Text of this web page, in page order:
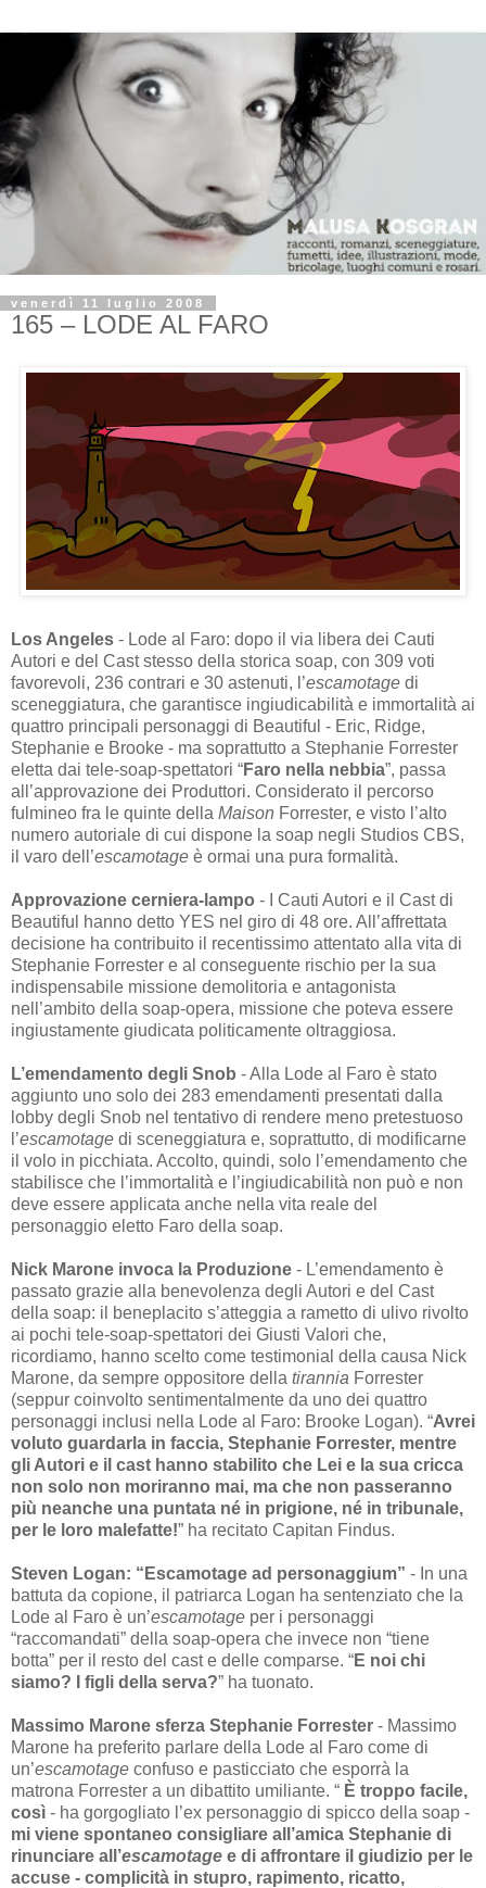
venerdì 11 luglio 2008
165 – LODE AL FARO
Los Angeles - Lode al Faro: dopo il via libera dei Cauti
Autori e del Cast stesso della storica soap, con 309 voti
favorevoli, 236 contrari e 30 astenuti, l’escamotage di
sceneggiatura, che garantisce ingiudicabilità e immortalità ai
quattro principali personaggi di Beautiful - Eric, Ridge,
Stephanie e Brooke - ma soprattutto a Stephanie Forrester
eletta dai tele-soap-spettatori “Faro nella nebbia”, passa
all’approvazione dei Produttori. Considerato il percorso
fulmineo fra le quinte della Maison Forrester, e visto l’alto
numero autoriale di cui dispone la soap negli Studios CBS,
il varo dell’escamotage è ormai una pura formalità.
Approvazione cerniera-lampo - I Cauti Autori e il Cast di
Beautiful hanno detto YES nel giro di 48 ore. All’affrettata
decisione ha contribuito il recentissimo attentato alla vita di
Stephanie Forrester e al conseguente rischio per la sua
indispensabile missione demolitoria e antagonista
nell’ambito della soap-opera, missione che poteva essere
ingiustamente giudicata politicamente oltraggiosa.
L’emendamento degli Snob - Alla Lode al Faro è stato
aggiunto uno solo dei 283 emendamenti presentati dalla
lobby degli Snob nel tentativo di rendere meno pretestuoso
l’escamotage di sceneggiatura e, soprattutto, di modificarne
il volo in picchiata. Accolto, quindi, solo l’emendamento che
stabilisce che l’immortalità e l’ingiudicabilità non può e non
deve essere applicata anche nella vita reale del
personaggio eletto Faro della soap.
Nick Marone invoca la Produzione - L’emendamento è
passato grazie alla benevolenza degli Autori e del Cast
della soap: il beneplacito s’atteggia a rametto di ulivo rivolto
ai pochi tele-soap-spettatori dei Giusti Valori che,
ricordiamo, hanno scelto come testimonial della causa Nick
Marone, da sempre oppositore della tirannia Forrester
(seppur coinvolto sentimentalmente da uno dei quattro
personaggi inclusi nella Lode al Faro: Brooke Logan). “Avrei
voluto guardarla in faccia, Stephanie Forrester, mentre
gli Autori e il cast hanno stabilito che Lei e la sua cricca
non solo non moriranno mai, ma che non passeranno
più neanche una puntata né in prigione, né in tribunale,
per le loro malefatte!” ha recitato Capitan Findus.
Steven Logan: “Escamotage ad personaggium” - In una
battuta da copione, il patriarca Logan ha sentenziato che la
Lode al Faro è un’escamotage per i personaggi
“raccomandati” della soap-opera che invece non “tiene
botta” per il resto del cast e delle comparse. “E noi chi
siamo? I figli della serva?” ha tuonato.
Massimo Marone sferza Stephanie Forrester - Massimo
Marone ha preferito parlare della Lode al Faro come di
un’escamotage confuso e pasticciato che esporrà la
matrona Forrester a un dibattito umiliante. “ È troppo facile,
così - ha gorgogliato l’ex personaggio di spicco della soap -
mi viene spontaneo consigliare all’amica Stephanie di
rinunciare all’escamotage e di affrontare il giudizio per le
accuse - complicità in stupro, rapimento, ricatto,